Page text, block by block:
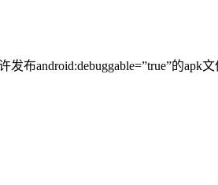
布android:debuggable=”true”的apk